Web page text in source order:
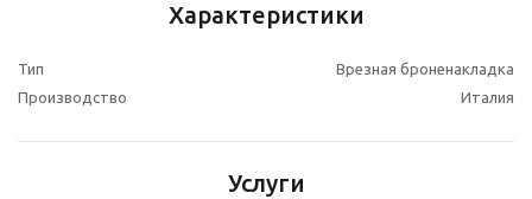
Характеристики
Тип
Врезная броненакладка
Производство
Италия
Услуги